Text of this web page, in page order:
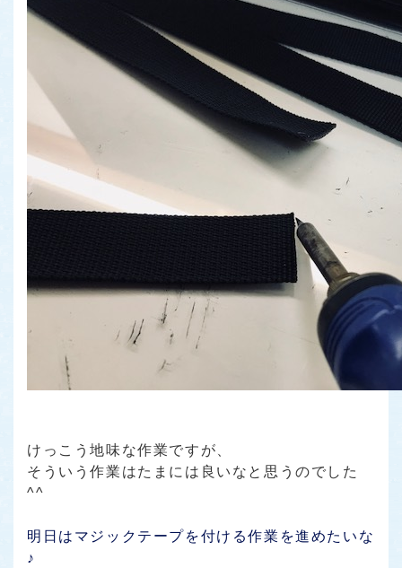
けっこう地味な作業ですが、
そういう作業はたまには良いなと思うのでした
^^
明日はマジックテープを付ける作業を進めたいな
♪